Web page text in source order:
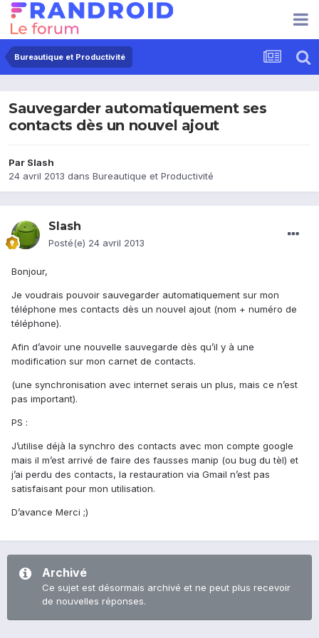
Bureautique et Productivité
Sauvegarder automatiquement ses
contacts dès un nouvel ajout
Par Slash
24 avril 2013 dans Bureautique et Productivité
Slash
Posté(e) 24 avril 2013
Bonjour,
Je voudrais pouvoir sauvegarder automatiquement sur mon
téléphone mes contacts dès un nouvel ajout (nom + numéro de
téléphone).
Afin d’avoir une nouvelle sauvegarde dès qu’il y à une
modification sur mon carnet de contacts.
(une synchronisation avec internet serais un plus, mais ce n’est
pas important).
PS :
J’utilise déjà la synchro des contacts avec mon compte google
mais il m’est arrivé de faire des fausses manip (ou bug du tèl) et
j’ai perdu des contacts, la restauration via Gmail n’est pas
satisfaisant pour mon utilisation.
D’avance Merci ;)
Archivé
Ce sujet est désormais archivé et ne peut plus recevoir
de nouvelles réponses.